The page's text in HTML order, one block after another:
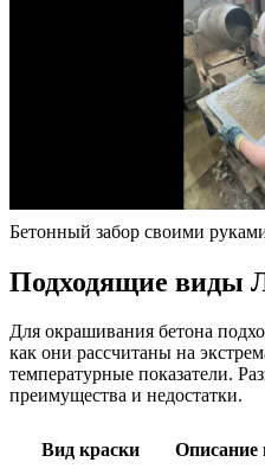
Бетонный забор своими
Подходящие виды
Для окрашивания бетона
как они рассчитаны на
температурные показатели.
преимущества и недостатки.
Вид краски Описание